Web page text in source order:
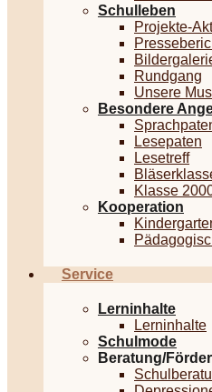
Schulleben
Projekte-
Rundgang
Unsere
Besondere
Lesepaten
Lesetreff
Klasse
Kooperation
Service
Lerninhalte
Lerninhalte
Schulmode
Beratung/